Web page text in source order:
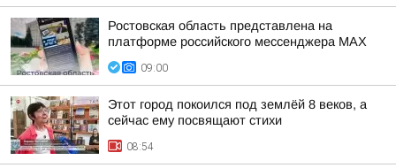
Ростовская область представлена на
платформе российского мессенджера МАХ
09:00
Этот город покоился под землёй 8 веков, а
сейчас ему посвящают стихи
08:54